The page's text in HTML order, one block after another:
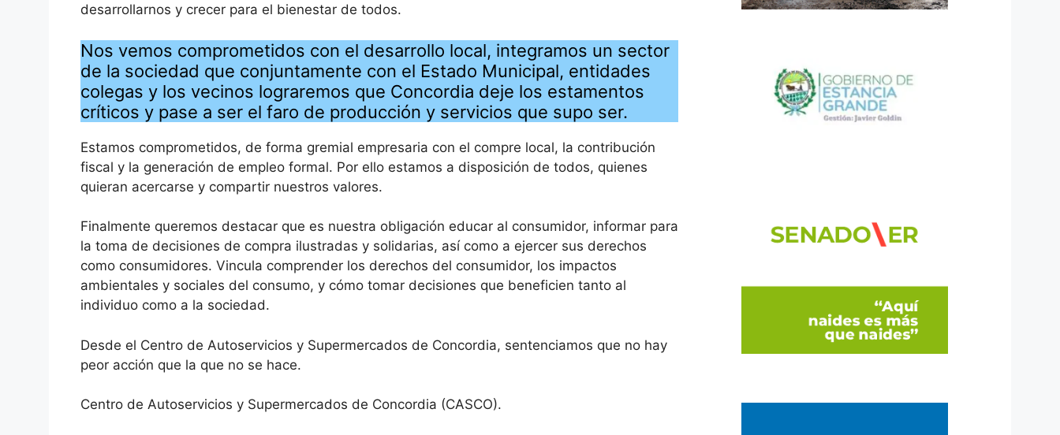
desarrollarnos y crecer para el bienestar de todos.
Nos vemos comprometidos con el desarrollo local, integramos un sector
de la sociedad que conjuntamente con el Estado Municipal, entidades
colegas y los vecinos lograremos que Concordia deje los estamentos
críticos y pase a ser el faro de producción y servicios que supo ser.
Estamos comprometidos, de forma gremial empresaria con el compre local, la contribución
fiscal y la generación de empleo formal. Por ello estamos a disposición de todos, quienes
quieran acercarse y compartir nuestros valores.
Finalmente queremos destacar que es nuestra obligación educar al consumidor, informar para
la toma de decisiones de compra ilustradas y solidarias, así como a ejercer sus derechos
como consumidores. Vincula comprender los derechos del consumidor, los impactos
ambientales y sociales del consumo, y cómo tomar decisiones que beneficien tanto al
individuo como a la sociedad.
Desde el Centro de Autoservicios y Supermercados de Concordia, sentenciamos que no hay
peor acción que la que no se hace.
Centro de Autoservicios y Supermercados de Concordia (CASCO).